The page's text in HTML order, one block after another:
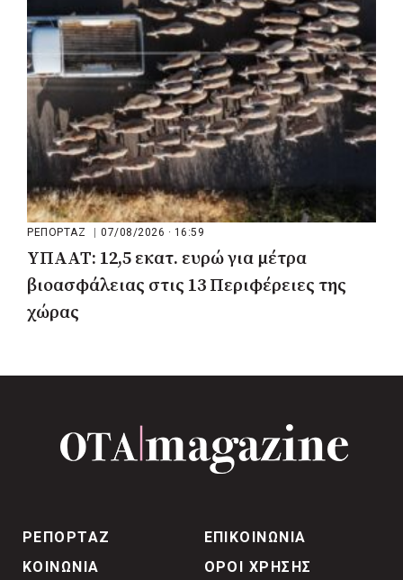
ΡΕΠΟΡΤΑΖ 07/08/2026 · 16:59
ΥΠΑΑΤ: 12,5 εκατ. ευρώ για μέτρα
βιοασφάλειας στις 13 Περιφέρειες της
χώρας
ΡΕΠΟΡΤΑΖ
ΚΟΙΝΩΝΙΑ
ΕΠΙΚΟΙΝΩΝΙΑ
ΟΡΟΙ ΧΡΗΣΗΣ